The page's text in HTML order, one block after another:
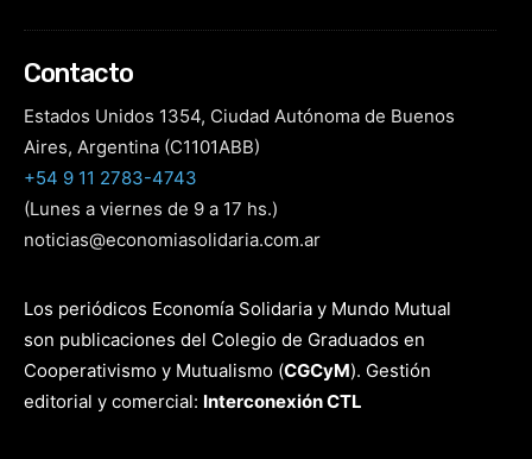
Contacto
Estados Unidos 1354, Ciudad Autónoma de Buenos
Aires, Argentina (C1101ABB)
+54 9 11 2783-4743
(Lunes a viernes de 9 a 17 hs.)
noticias@economiasolidaria.com.ar
Los periódicos Economía Solidaria y Mundo Mutual
son publicaciones del Colegio de Graduados en
Cooperativismo y Mutualismo (CGCyM). Gestión
editorial y comercial: Interconexión CTL